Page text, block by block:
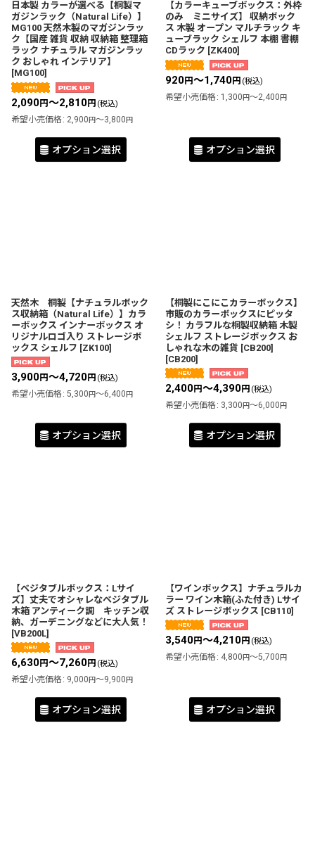
日本製 カラーが選べる【桐製マ
ガジンラック（Natural Life）】
MG100 天然木製のマガジンラッ
ク【国産 雑貨 収納 収納箱 整理箱
ラック ナチュラル マガジンラッ
ク おしゃれ インテリア】
[MG100]
2,090円～2,810円 (税込)
希望小売価格 : 2,900円～3,800円
オプション選択
【カラーキューブボックス：外枠
のみ ミニサイズ】 収納ボック
ス 木製 オープン マルチラック キ
ューブラック シェルフ 本棚 書棚
CDラック [ZK400]
920円～1,740円 (税込)
希望小売価格 : 1,300円～2,400円
オプション選択
天然木 桐製【ナチュラルボック
ス収納箱（Natural Life）】カラ
ーボックス インナーボックス オ
リジナルロゴ入り ストレージボ
ックス シェルフ [ZK100]
3,900円～4,720円 (税込)
希望小売価格 : 5,300円～6,400円
オプション選択
【桐製にこにこカラーボックス】
市販のカラーボックスにピッタ
シ！ カラフルな桐製収納箱 木製
シェルフ ストレージボックス お
しゃれな木の雑貨 [CB200]
[CB200]
2,400円～4,390円 (税込)
希望小売価格 : 3,300円～6,000円
オプション選択
【ベジタブルボックス：Lサイ
ズ】丈夫でオシャレなベジタブル
木箱 アンティーク調 キッチン収
納、ガーデニングなどに大人気！
[VB200L]
6,630円～7,260円 (税込)
希望小売価格 : 9,000円～9,900円
オプション選択
【ワインボックス】ナチュラルカ
ラー ワイン木箱(ふた付き) Lサイ
ズ ストレージボックス [CB110]
3,540円～4,210円 (税込)
希望小売価格 : 4,800円～5,700円
オプション選択